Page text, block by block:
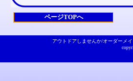
ページTOPへ
アウトドアしませんか/オーダーメ